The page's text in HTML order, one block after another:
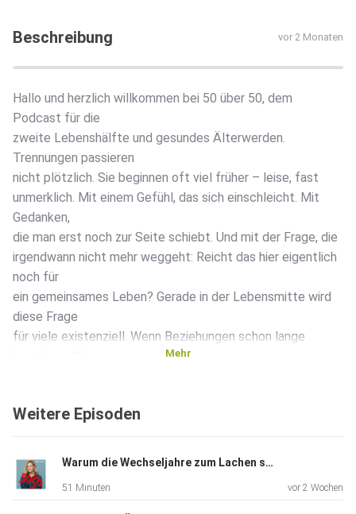
Beschreibung vor 2 Monaten
​​Hallo und herzlich willkommen bei 50 über 50, dem
Podcast für die
zweite Lebenshälfte und gesundes Älterwerden.
Trennungen passieren
nicht plötzlich. Sie beginnen oft viel früher – leise, fast
unmerklich. Mit einem Gefühl, das sich einschleicht. Mit
Gedanken,
die man erst noch zur Seite schiebt. Und mit der Frage, die
irgendwann nicht mehr weggeht: Reicht das hier eigentlich
noch für
ein gemeinsames Leben? Gerade in der Lebensmitte wird
diese Frage
für viele existenziell. Wenn Beziehungen schon lange
wachsendes
ist dann
keine spontane Entscheidung. Sondern oft ein langer
innerer Prozess
Mehr
Weitere Episoden
Warum die Wechseljahre zum Lachen sind – ANNETTE FRIER über die beste Zeit ihres Lebens
51 Minuten vor 2 Wochen